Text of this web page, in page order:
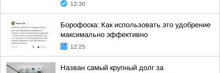
12:30
Борофоска: Как использовать это удобрение
максимально эффективно
12:25
Назван самый крупный долг за